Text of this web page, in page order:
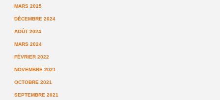
MARS 2025
DÉCEMBRE 2024
AOÛT 2024
MARS 2024
FÉVRIER 2022
NOVEMBRE 2021
OCTOBRE 2021
SEPTEMBRE 2021